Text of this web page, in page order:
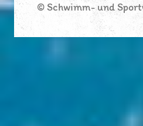
© Schwimm- und